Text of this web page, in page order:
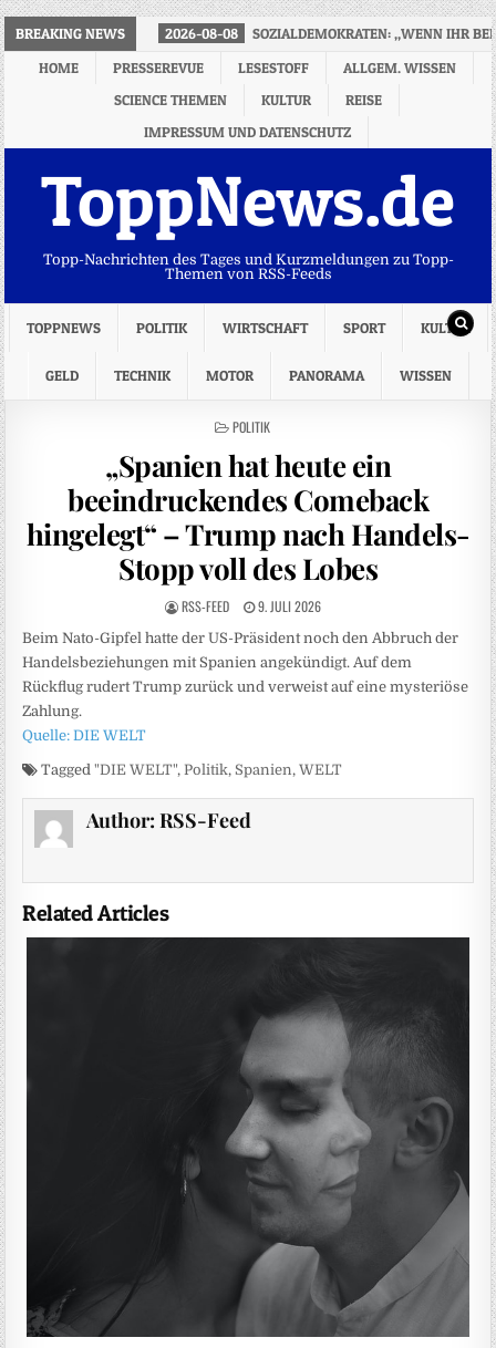
BREAKING NEWS 2026-08-08
SOZIALDEMOKRATEN: „WENN IHR
HOME
PRESSEREVUE LESESTOFF
ALLGEM. WISSEN
SCIENCE THEMEN
KULTUR
REISE
IMPRESSUM UND DATENSCHUTZ
ToppNews.de
Topp-Nachrichten des Tages und Kurzmeldungen zu Topp-
Themen von RSS-Feeds
TOPPNEWS POLITIK WIRTSCHAFT SPORT KULTUR
GELD TECHNIK MOTOR PANORAMA WISSEN
POSTED
POLITIK
„Spanien hat heute ein
beeindruckendes Comeback
hingelegt“ – Trump nach Handels-
Stopp voll des Lobes
RSS-FEED 9. JULI 2026
Beim Nato-Gipfel hatte der US-Präsident noch den Abbruch der
Handelsbeziehungen mit Spanien angekündigt. Auf dem
Rückflug rudert Trump zurück und verweist auf eine mysteriöse
Zahlung.
Quelle: DIE WELT
Tagged"DIE WELT",Politik, Spanien,WELT
Author: RSS-Feed
Related Articles